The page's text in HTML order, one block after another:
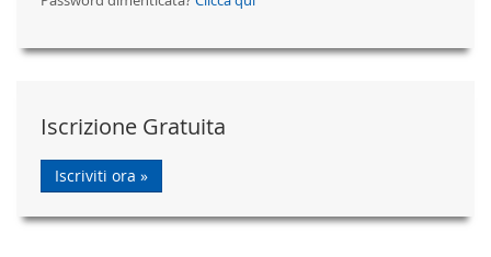
Iscrizione Gratuita
Iscriviti ora »